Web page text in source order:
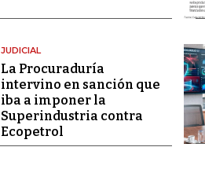
JUDICIAL
La Procuraduría
intervino en sanción que
iba a imponer la
Superindustria contra
Ecopetrol